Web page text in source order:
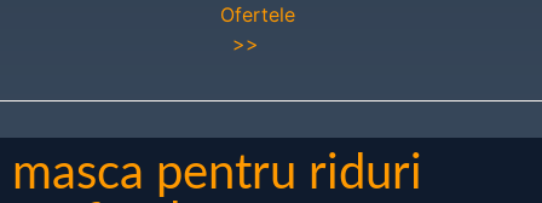
Ofertele
>>
masca pentru riduri